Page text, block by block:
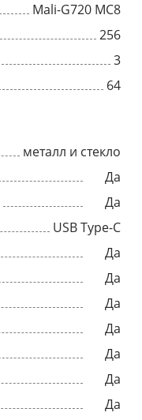
Mali-G720 MC8
256
3
64
металл и стекло
Да
Да
USB Type-C
Да
Да
Да
Да
Да
Да
Да